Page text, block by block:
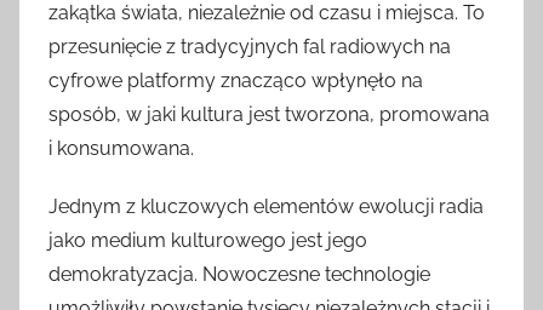
zakątka świata, niezależnie od czasu i miejsca. To
przesunięcie z tradycyjnych fal radiowych na
cyfrowe platformy znacząco wpłynęło na
sposób, w jaki kultura jest tworzona, promowana
i konsumowana.
Jednym z kluczowych elementów ewolucji radia
jako medium kulturowego jest jego
demokratyzacja. Nowoczesne technologie